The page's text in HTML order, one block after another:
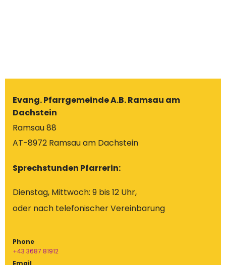
Evang. Pfarrgemeinde A.B. Ramsau am
Dachstein
Ramsau 88
AT-8972 Ramsau am Dachstein
Sprechstunden Pfarrerin:
Dienstag, Mittwoch: 9 bis 12 Uhr,
oder nach telefonischer Vereinbarung
Phone
+43 3687 81912
Email